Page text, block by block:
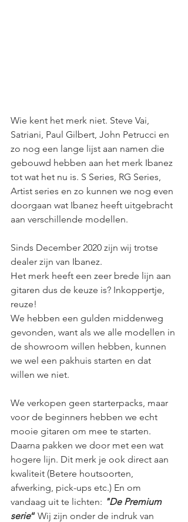
Wie kent het merk niet. Steve Vai,
Satriani, Paul Gilbert, John Petrucci en
zo nog een lange lijst aan namen die
gebouwd hebben aan het merk Ibanez
tot wat het nu is. S Series, RG Series,
Artist series en zo kunnen we nog even
doorgaan wat Ibanez heeft uitgebracht
aan verschillende modellen.
Sinds December 2020 zijn wij trotse
dealer zijn van Ibanez.
Het merk heeft een zeer brede lijn aan
gitaren dus de keuze is? Inkoppertje,
reuze!
We hebben een gulden middenweg
gevonden, want als we alle modellen in
de showroom willen hebben, kunnen
we wel een pakhuis starten en dat
willen we niet.
We verkopen geen starterpacks, maar
voor de beginners hebben we echt
mooie gitaren om mee te starten.
Daarna pakken we door met een wat
hogere lijn. Dit merk je ook direct aan
kwaliteit (Betere houtsoorten,
afwerking, pick-ups etc.) En om
vandaag uit te lichten: "De Premium
serie“ Wij zijn onder de indruk van